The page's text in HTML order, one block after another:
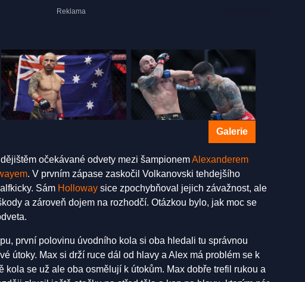
Galerie
očekávané odvety mezi šampionemAlexanderem
. V prvním zápase zaskočil Volkanovski tehdejšího
Sám Holloway sice zpochybňoval jejich závažnost, ale
a zároveň dojem na rozhodčí. Otázkou bylo, jak moc se
první polovinu úvodního kola si oba hledali tu správnou
útoky. Max si drží ruce dál od hlavy a Alex má problém se k
kola se už ale oba osmělují k útokům. Max dobře trefil rukou a